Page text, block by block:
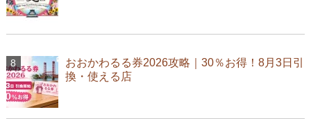
おおかわるる券2026攻略｜30％お得！8月3日引
換・使える店